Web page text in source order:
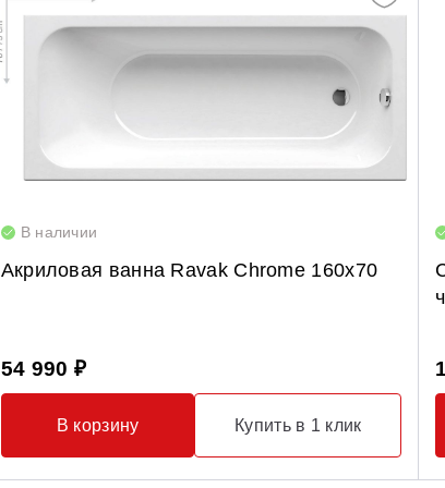
В наличии
Акриловая ванна Ravak Chrome 160x70
54 990 ₽
В корзину Купить в 1 клик